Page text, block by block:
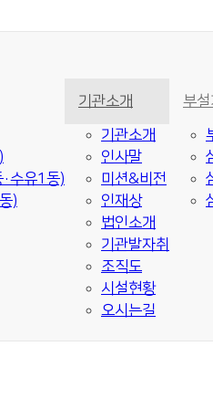
수유1동)
)
기관소개
기관소개
인사말
미션&비전
인재상
법인소개
기관발자취
조직도
시설현황
오시는길
부